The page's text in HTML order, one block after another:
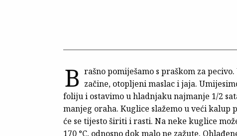
B rašno pomiješamo s praškom za
začine, otopljeni maslac i jaja.
foliju i ostavimo u hladnjaku najmanje 1/2
manjeg oraha. Kuglice slažemo u veći
će se tijesto širiti i rasti. Na neke kuglice
170 °C, odnosno dok malo ne zažute.